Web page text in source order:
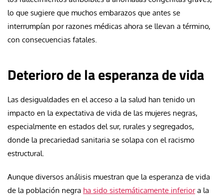
lo que sugiere que muchos embarazos que antes se
interrumpían por razones médicas ahora se llevan a término,
con consecuencias fatales.
Deterioro de la esperanza de vida
Las desigualdades en el acceso a la salud han tenido un
impacto en la expectativa de vida de las mujeres negras,
especialmente en estados del sur, rurales y segregados,
donde la precariedad sanitaria se solapa con el racismo
estructural.
Aunque diversos análisis muestran que la esperanza de vida
de la población negra ha sido sistemáticamente inferiora la